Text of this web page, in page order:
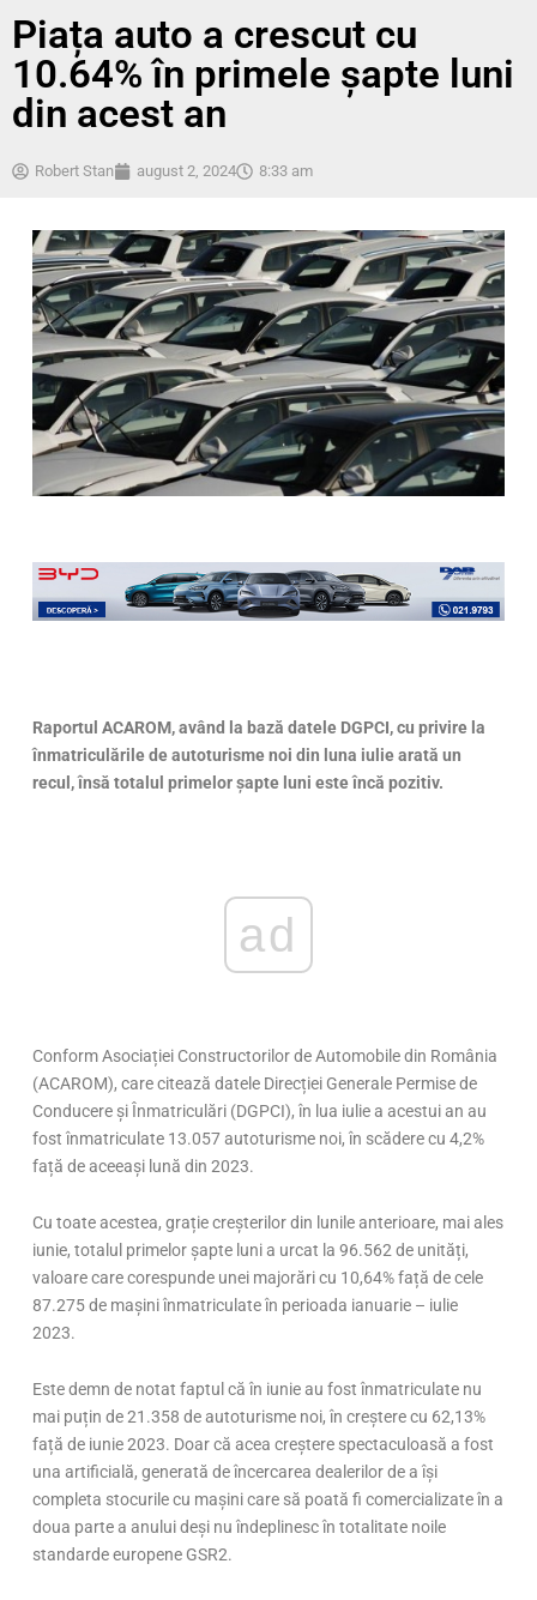
Piața auto a crescut cu
10.64% în primele șapte luni
din acest an
Robert Stan august 2, 2024 8:33 am
Raportul ACAROM, având la bază datele DGPCI, cu privire la
înmatriculările de autoturisme noi din luna iulie arată un
recul, însă totalul primelor șapte luni este încă pozitiv.
ad
Conform Asociației Constructorilor de Automobile din România
(ACAROM), care citează datele Direcției Generale Permise de
Conducere și Înmatriculări (DGPCI), în lua iulie a acestui an au
fost înmatriculate 13.057 autoturisme noi, în scădere cu 4,2%
față de aceeași lună din 2023.
Cu toate acestea, grație creșterilor din lunile anterioare, mai ales
iunie, totalul primelor șapte luni a urcat la 96.562 de unități,
valoare care corespunde unei majorări cu 10,64% față de cele
87.275 de mașini înmatriculate în perioada ianuarie – iulie
2023.
Este demn de notat faptul că în iunie au fost înmatriculate nu
mai puțin de 21.358 de autoturisme noi, în creștere cu 62,13%
față de iunie 2023. Doar că acea creștere spectaculoasă a fost
una artificială, generată de încercarea dealerilor de a își
completa stocurile cu mașini care să poată fi comercializate în a
doua parte a anului deși nu îndeplinesc în totalitate noile
standarde europene GSR2.